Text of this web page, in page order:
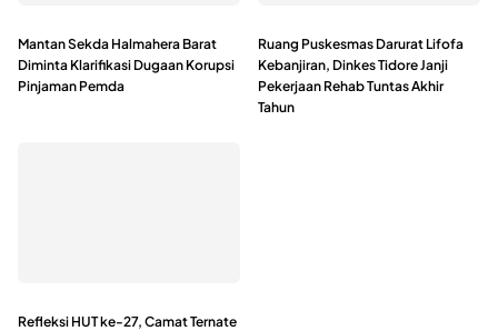
Mantan Sekda Halmahera Barat
Diminta Klarifikasi Dugaan Korupsi
Pinjaman Pemda
Ruang Puskesmas Darurat Lifofa
Kebanjiran, Dinkes Tidore Janji
Pekerjaan Rehab Tuntas Akhir
Tahun
Refleksi HUT ke-27, Camat Ternate